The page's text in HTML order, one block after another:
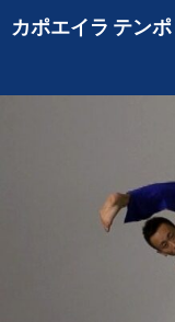
ン
ン
索